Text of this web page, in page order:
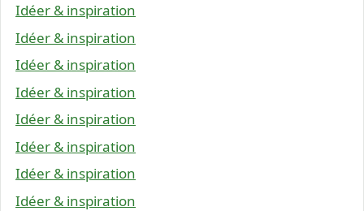
Idéer & inspiration
Idéer & inspiration
Idéer & inspiration
Idéer & inspiration
Idéer & inspiration
Idéer & inspiration
Idéer & inspiration
Idéer & inspiration